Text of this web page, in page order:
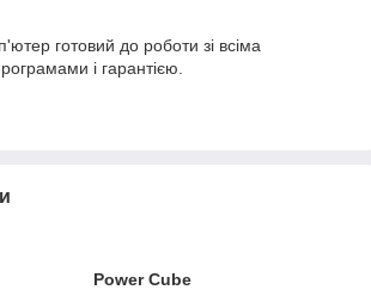
готовий до роботи зі всіма
і гарантією.
Power Cube